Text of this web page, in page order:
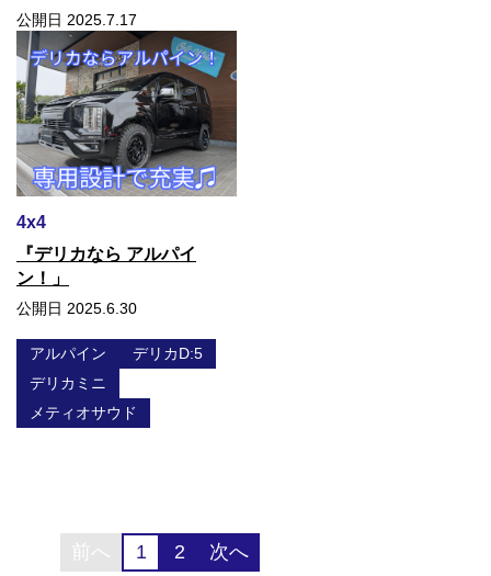
公開日 2025.7.17
4x4
『デリカなら アルパイ
ン！」
公開日 2025.6.30
アルパイン
デリカD:5
デリカミニ
メティオサウド
前へ 1 2 次へ